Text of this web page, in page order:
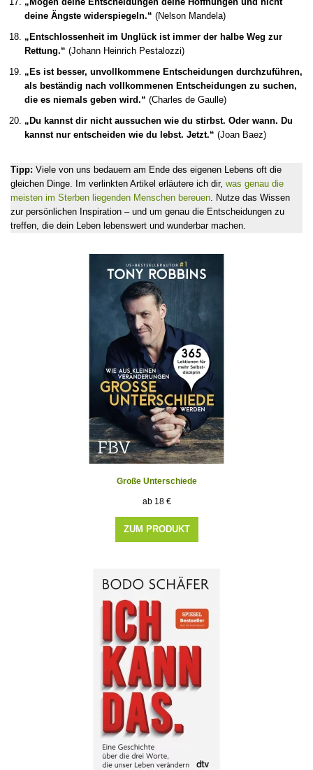
deine Ängste widerspiegeln.“ (Nelson Mandela)
„Entschlossenheit im Unglück ist immer der halbe Weg zur
Rettung.“ (Johann Heinrich Pestalozzi)
„Es ist besser, unvollkommene Entscheidungen durchzuführen,
als beständig nach vollkommenen Entscheidungen zu suchen,
die es niemals geben wird.“ (Charles de Gaulle)
„Du kannst dir nicht aussuchen wie du stirbst. Oder wann. Du
kannst nur entscheiden wie du lebst. Jetzt.“ (Joan Baez)
Tipp: Viele von uns bedauern am Ende des eigenen Lebens oft die
gleichen Dinge. Im verlinkten Artikel erläutere ich dir, was genau die
meisten im Sterben liegenden Menschen bereuen. Nutze das Wissen
zur persönlichen Inspiration – und um genau die Entscheidungen zu
treffen, die dein Leben lebenswert und wunderbar machen.
Große Unterschiede
18 €
ZUM PRODUKT